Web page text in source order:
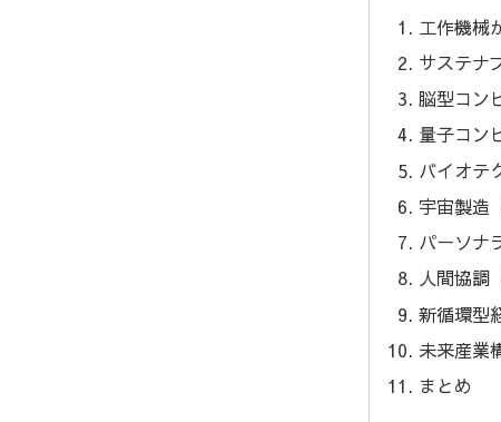
工作機械
サステナ
脳型コン
量子コン
バイオテ
宇宙製造
パーソナ
人間協調
新循環型
未来産業
まとめ